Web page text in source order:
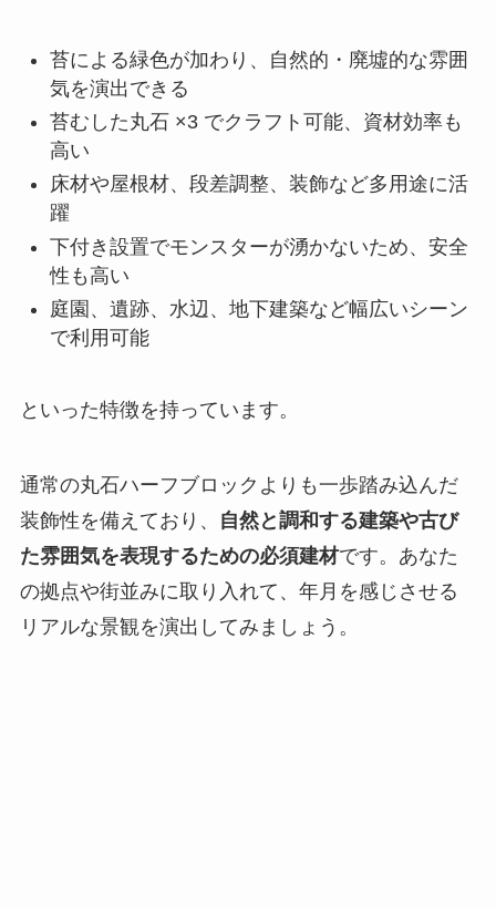
苔による緑色が加わり、自然的・廃墟的な雰囲
気を演出できる
苔むした丸石 ×3 でクラフト可能、資材効率も
高い
床材や屋根材、段差調整、装飾など多用途に活
躍
下付き設置でモンスターが湧かないため、安全
性も高い
庭園、遺跡、水辺、地下建築など幅広いシーン
で利用可能
といった特徴を持っています。
通常の丸石ハーフブロックよりも一歩踏み込んだ
装飾性を備えており、
自然と調和する建築や古び
た雰囲気を表現するための必須建材です。あなた
の拠点や街並みに取り入れて、年月を感じさせる
リアルな景観を演出してみましょう。